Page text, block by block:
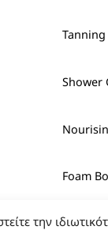
την
Shower
Foam
Bronze